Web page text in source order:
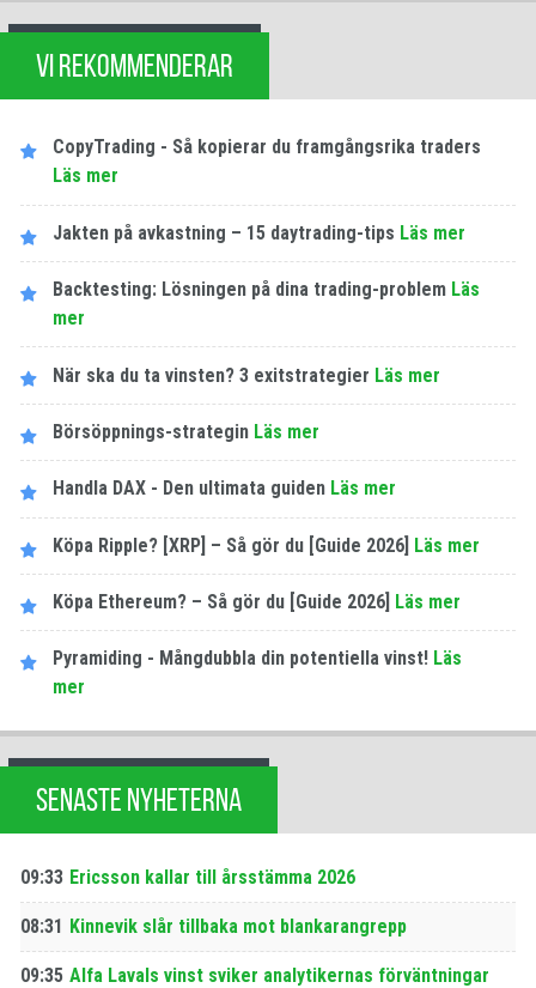
VI REKOMMENDERAR
CopyTrading - Så kopierar du framgångsrika traders
Läs mer
Jakten på avkastning – 15 daytrading-tips Läs mer
Backtesting: Lösningen på dina trading-problem Läs
mer
När ska du ta vinsten? 3 exitstrategier Läs mer
Börsöppnings-strategin Läs mer
Handla DAX - Den ultimata guiden Läs mer
Köpa Ripple? [XRP] – Så gör du [Guide 2026] Läs mer
Köpa Ethereum? – Så gör du [Guide 2026] Läs mer
Pyramiding - Mångdubbla din potentiella vinst! Läs
mer
SENASTE NYHETERNA
09:33 Ericsson kallar till årsstämma 2026
08:31 Kinnevik slår tillbaka mot blankarangrepp
09:35 Alfa Lavals vinst sviker analytikernas förväntningar